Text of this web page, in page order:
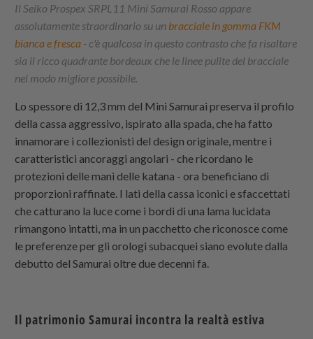
Il Seiko Prospex SRPL11 Mini Samurai Rosso appare
assolutamente straordinario su un bracciale in gomma FKM
bianca e fresca - c'è qualcosa in questo contrasto che fa risaltare
sia il ricco quadrante bordeaux che le linee pulite del bracciale
nel modo migliore possibile.
Lo spessore di 12,3 mm del Mini Samurai preserva il profilo
della cassa aggressivo, ispirato alla spada, che ha fatto
innamorare i collezionisti del design originale, mentre i
caratteristici ancoraggi angolari - che ricordano le
protezioni delle mani delle katana - ora beneficiano di
proporzioni raffinate. I lati della cassa iconici e sfaccettati
che catturano la luce come i bordi di una lama lucidata
rimangono intatti, ma in un pacchetto che riconosce come
le preferenze per gli orologi subacquei siano evolute dalla
debutto del Samurai oltre due decenni fa.
Il patrimonio Samurai incontra la realtà estiva